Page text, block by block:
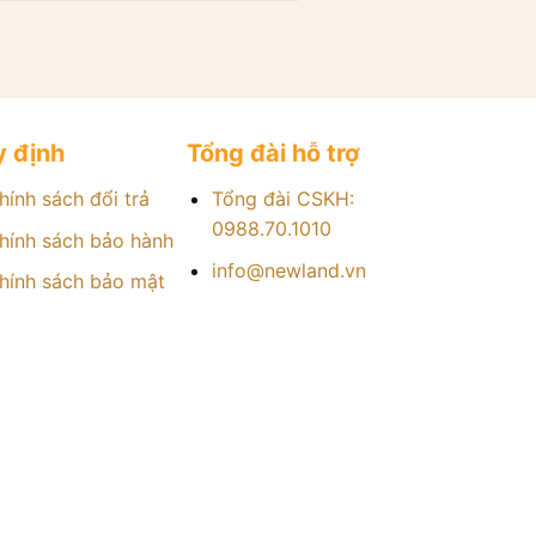
định
sách đổi trả
sách bảo hành
sách bảo mật
Tổng đài hỗ trợ
Tổng đài CSKH:
0988.70.1010
info@newland.vn